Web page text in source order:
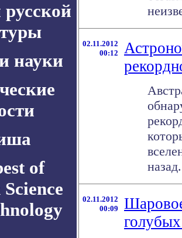
науки
of
02.11.2012
00:12
02.11.2012
00:09